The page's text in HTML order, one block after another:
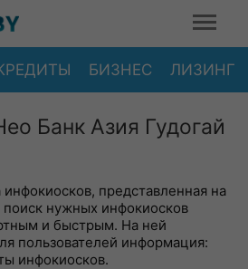
БИЗНЕС ЛИЗИНГ
Банк Азия Гудогай
инфокиосков, представленная на
нужных инфокиосков
и быстрым. На ней
пользователей информация:
инфокиосков.